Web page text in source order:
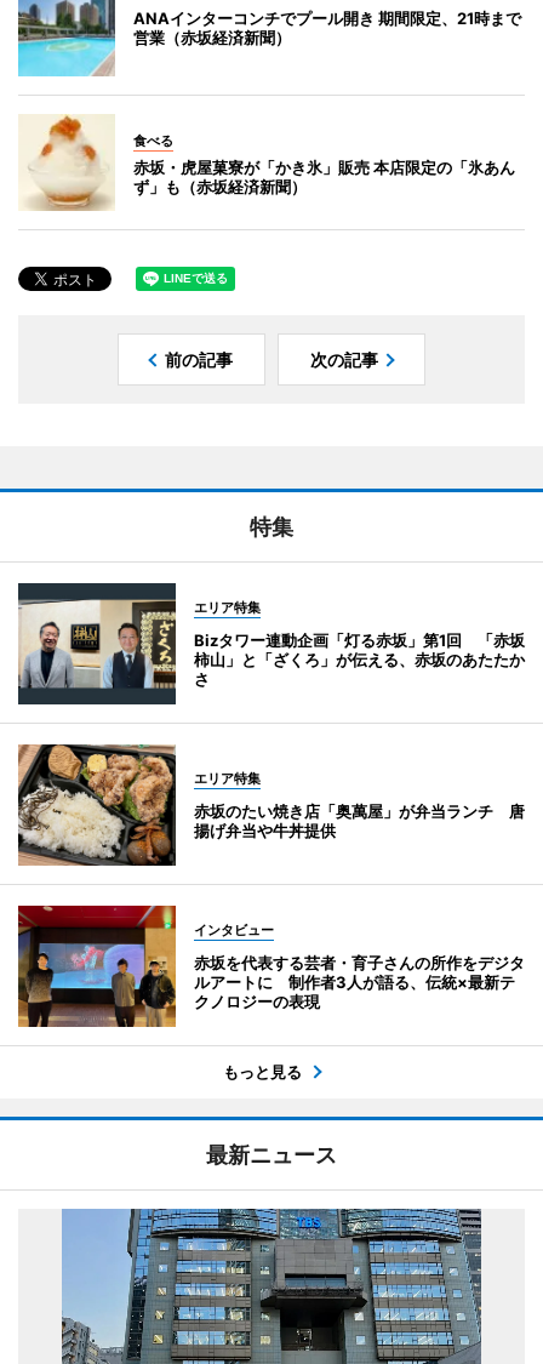
ANAインターコンチでプール開き 期間限定、21時まで
営業（赤坂経済新聞）
食べる
赤坂・虎屋菓寮が「かき氷」販売 本店限定の「氷あん
ず」も（赤坂経済新聞）
前の記事 次の記事
特集
エリア特集
Bizタワー連動企画「灯る赤坂」第1回 「赤坂
柿山」と「ざくろ」が伝える、赤坂のあたたか
さ
エリア特集
赤坂のたい焼き店「奥萬屋」が弁当ランチ 唐
揚げ弁当や牛丼提供
インタビュー
赤坂を代表する芸者・育子さんの所作をデジタ
ルアートに 制作者3人が語る、伝統×最新テ
クノロジーの表現
もっと見る
最新ニュース